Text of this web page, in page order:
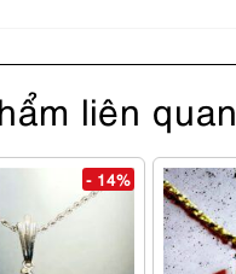
liên quan
- 14%